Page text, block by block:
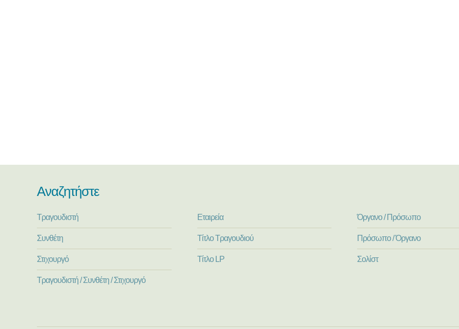
Αναζητήστε
Τραγουδιστή
Συνθέτη
Στιχουργό
Τραγουδιστή / Συνθέτη / Στιχουργό
Εταιρεία
Τίτλο Τραγουδιού
Τίτλο LP
Όργανο / Πρόσωπο
Πρόσωπο / Όργανο
Σολίστ